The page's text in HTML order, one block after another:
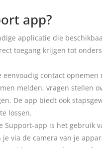
app?
applicatie die
toegang krijgen tot
contact
melden, vragen stellen
De app biedt ook
lossen.
Support-app is het gebruik
via de camera van je